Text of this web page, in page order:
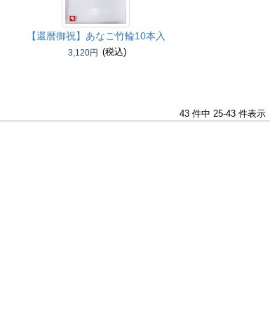
【還暦御祝】 あなご竹輪10本入
3,120円 (税込)
43 件中 25-43 件表示